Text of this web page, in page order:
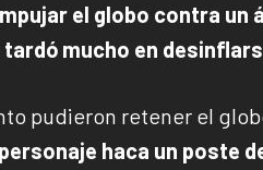
el globo contra un
mucho en
pudieron retener el
haca un poste